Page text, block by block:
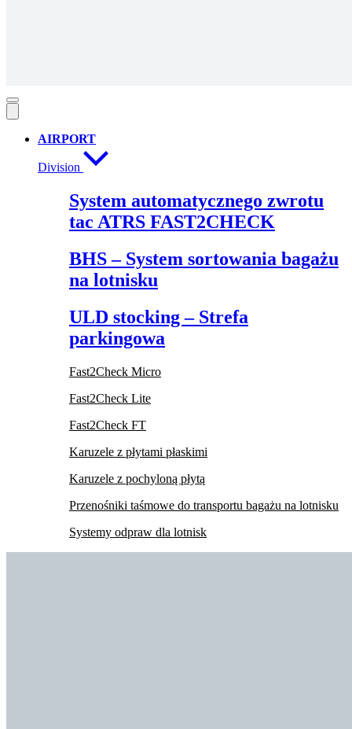
AIRPORT
Division
System automatycznego zwrotu
tac ATRS FAST2CHECK
BHS – System sortowania bagażu
na lotnisku
ULD stocking – Strefa
parkingowa
Fast2Check Micro
Fast2Check Lite
Fast2Check FT
Karuzele z płytami płaskimi
Karuzele z pochyloną płytą
Przenośniki taśmowe do transportu bagażu na lotnisku
Systemy odpraw dla lotnisk